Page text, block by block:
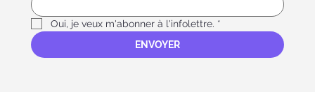
Oui, je veux m'abonner à l'infolettre. *
ENVOYER